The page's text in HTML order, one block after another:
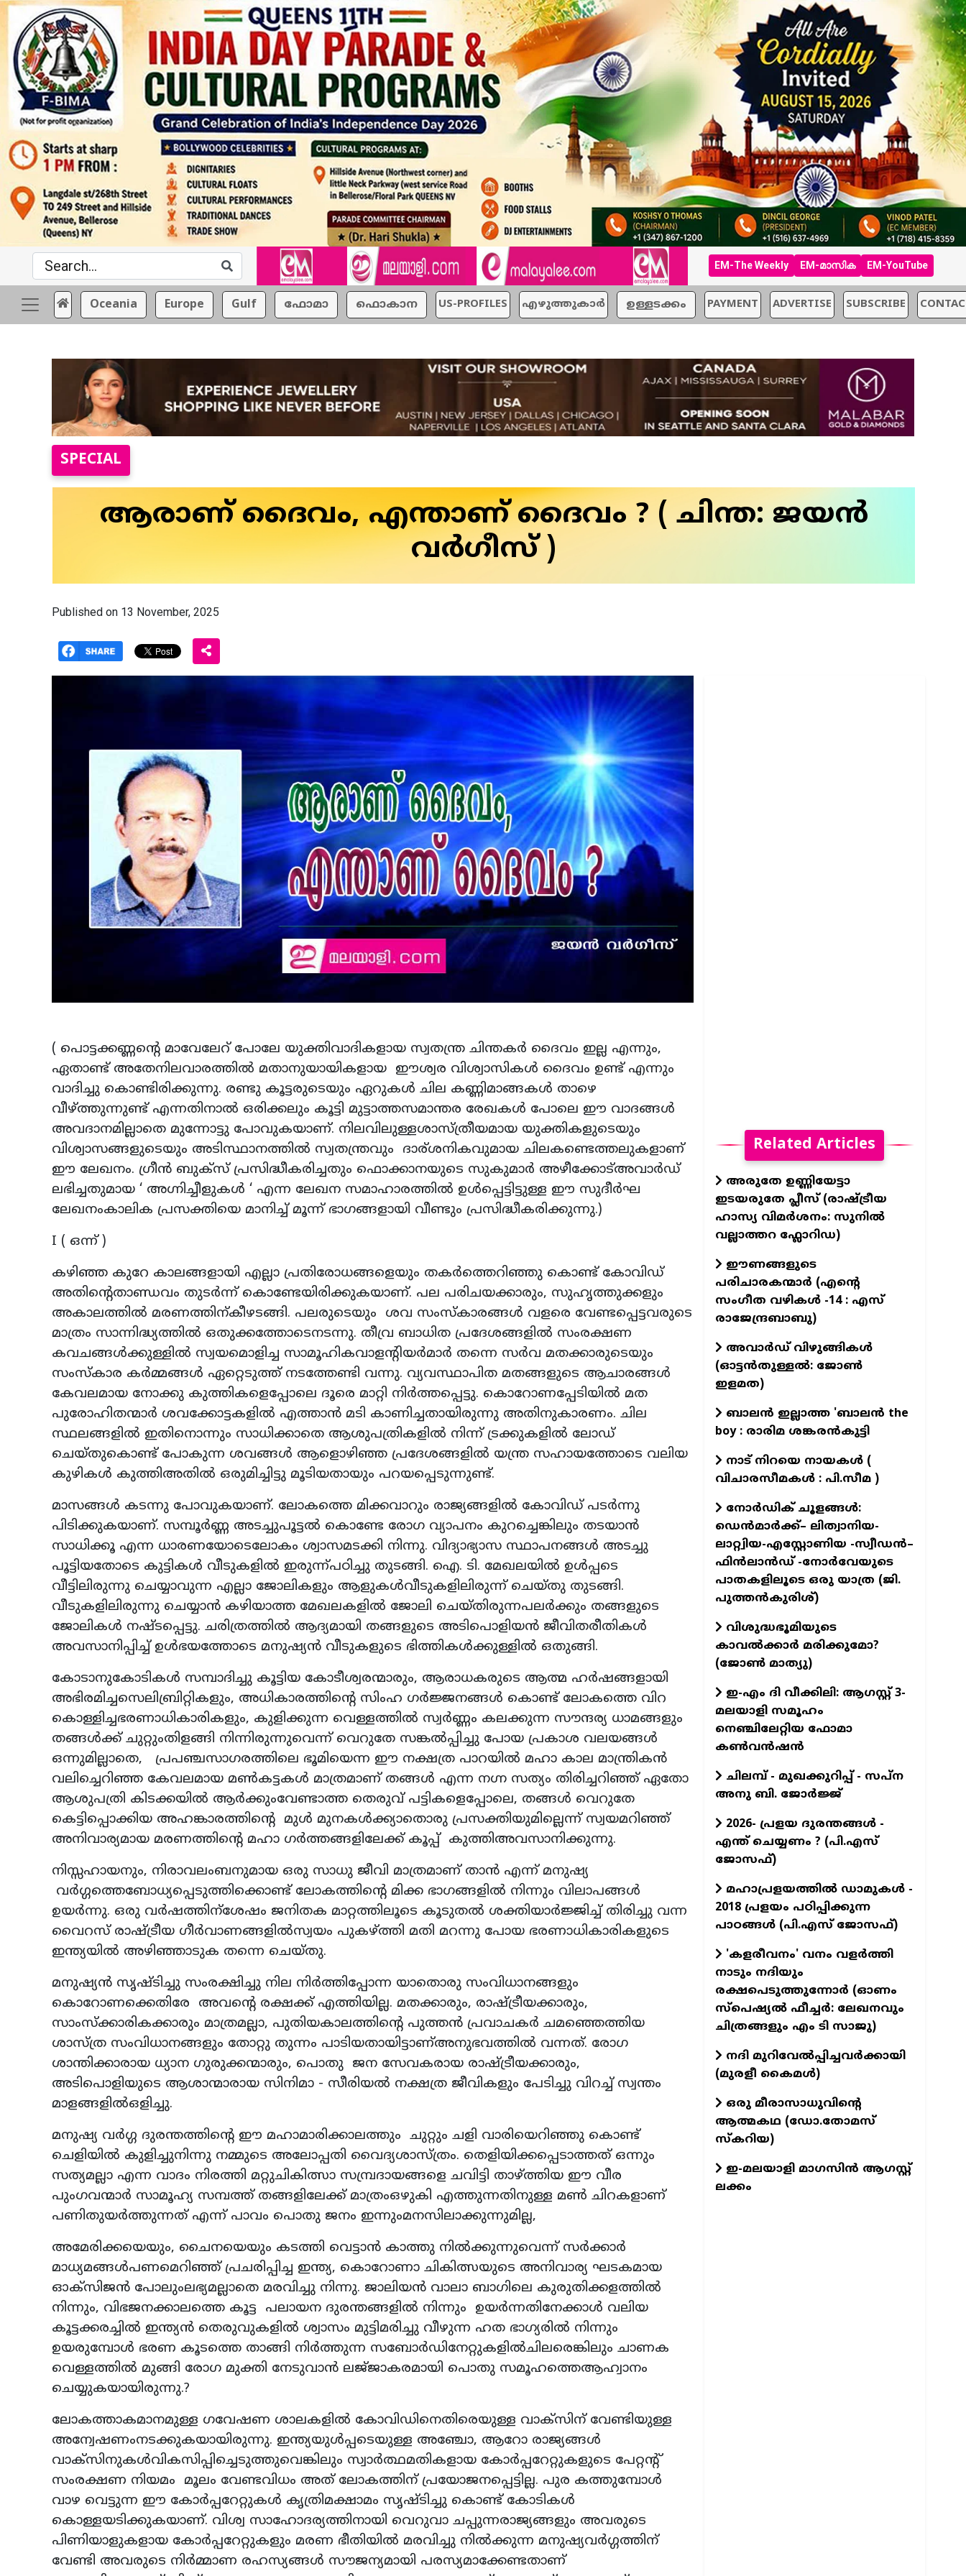
EM-The Weekly EM-മാസിക EM-YouTube
Oceania Europe Gulf ഫോമാ ഫൊകാന US-PROFILES എഴുത്തുകാര്‍ ഉള്ളടക്കം PAYMENT ADVERTISE SUBSCRIBE
SPECIAL
ആരാണ് ദൈവം, എന്താണ് ദൈവം ? ( ചിന്ത: ജയൻ
വർഗീസ് )
Published on 13 November, 2025
( പൊട്ടക്കണ്ണന്റെ മാവേലേറ് പോലേ യുക്തിവാദികളായ സ്വതന്ത്ര ചിന്തകർ ദൈവം ഇല്ല എന്നും,
ഏതാണ്ട് അതേനിലവാരത്തിൽ മതാനുയായികളായ ഈശ്വര വിശ്വാസികൾ ദൈവം ഉണ്ട് എന്നും
വാദിച്ചു കൊണ്ടിരിക്കുന്നു. രണ്ടു കൂട്ടരുടെയും ഏറുകൾ ചില കണ്ണിമാങ്ങകൾ താഴെ
വീഴ്ത്തുന്നുണ്ട് എന്നതിനാൽ ഒരിക്കലും കൂട്ടി മുട്ടാത്തസമാന്തര രേഖകൾ പോലെ ഈ വാദങ്ങൾ
അവദാനമില്ലാതെ മുന്നോട്ടു പോവുകയാണ്. നിലവിലുള്ളശാസ്ത്രീയമായ യുക്തികളുടെയും
വിശ്വാസങ്ങളുടെയും അടിസ്ഥാനത്തിൽ സ്വതന്ത്രവും ദാര്ശനികവുമായ ചിലകണ്ടെത്തലുകളാണ്
ഈ ലേഖനം. ഗ്രീൻ ബുക്സ് പ്രസിദ്ധീകരിച്ചതും ഫൊക്കാനയുടെ സുകുമാർ അഴീക്കോട്അവാർഡ്
ലഭിച്ചതുമായ ‘ അഗ്നിച്ചീളുകൾ ‘ എന്ന ലേഖന സമാഹാരത്തിൽ ഉൾപ്പെട്ടിട്ടുള്ള ഈ സുദീർഘ
ലേഖനംകാലിക പ്രസക്തിയെ മാനിച്ച് മൂന്ന് ഭാഗങ്ങളായി വീണ്ടും പ്രസിദ്ധീകരിക്കുന്നു.)
I ( ഒന്ന് )
കഴിഞ്ഞ കുറേ കാലങ്ങളായി എല്ലാ പ്രതിരോധങ്ങളെയും തകർത്തെറിഞ്ഞു കൊണ്ട് കോവിഡ്
അതിന്റെതാണ്ഡവം തുടർന്ന് കൊണ്ടേയിരിക്കുകയാണ്. പല പരിചയക്കാരും, സുഹൃത്തുക്കളും
അകാലത്തിൽ മരണത്തിന്കീഴടങ്ങി. പലരുടെയും ശവ സംസ്‌കാരങ്ങൾ വളരെ വേണ്ടപ്പെട്ടവരുടെ
മാത്രം സാന്നിദ്ധ്യത്തിൽ ഒതുക്കത്തോടെനടന്നു. തീവ്ര ബാധിത പ്രദേശങ്ങളിൽ സംരക്ഷണ
കവചങ്ങൾക്കുള്ളിൽ സ്വയമൊളിച്ച സാമൂഹികവാളന്റിയർമാർ തന്നെ സർവ മതക്കാരുടെയും
സംസ്കാര കർമ്മങ്ങൾ ഏറ്റെടുത്ത്‌ നടത്തേണ്ടി വന്നു. വ്യവസ്ഥാപിത മതങ്ങളുടെ ആചാരങ്ങൾ
കേവലമായ നോക്കു കുത്തികളെപ്പോലെ ദൂരെ മാറ്റി നിർത്തപ്പെട്ടു. കൊറോണപ്പേടിയിൽ മത
പുരോഹിതന്മാർ ശവക്കോട്ടകളിൽ എത്താൻ മടി കാണിച്ചതായിരുന്നു അതിനുകാരണം. ചില
സ്ഥലങ്ങളിൽ ഇതിനൊന്നും സാധിക്കാതെ ആശുപത്രികളിൽ നിന്ന് ട്രക്കുകളിൽ ലോഡ്
ചെയ്തുകൊണ്ട് പോകുന്ന ശവങ്ങൾ ആളൊഴിഞ്ഞ പ്രദേശങ്ങളിൽ യന്ത്ര സഹായത്തോടെ വലിയ
കുഴികൾ കുത്തിഅതിൽ ഒരുമിച്ചിട്ടു മൂടിയതായും പറയപ്പെടുന്നുണ്ട്.
മാസങ്ങൾ കടന്നു പോവുകയാണ്. ലോകത്തെ മിക്കവാറും രാജ്യങ്ങളിൽ കോവിഡ് പടർന്നു
പിടിക്കുകയാണ്. സമ്പൂർണ്ണ അടച്ചുപൂട്ടൽ കൊണ്ടേ രോഗ വ്യാപനം കുറച്ചെങ്കിലും തടയാൻ
സാധിക്കൂ എന്ന ധാരണയോടെലോകം ശ്വാസമടക്കി നിന്നു. വിദ്യാഭ്യാസ സ്ഥാപനങ്ങൾ അടച്ചു
പൂട്ടിയതോടെ കുട്ടികൾ വീടുകളിൽ ഇരുന്ന്പഠിച്ചു തുടങ്ങി. ഐ. ടി. മേഖലയിൽ ഉൾപ്പടെ
വീട്ടിലിരുന്നു ചെയ്യാവുന്ന എല്ലാ ജോലികളും ആളുകൾവീടുകളിലിരുന്ന് ചെയ്തു തുടങ്ങി.
വീടുകളിലിരുന്നു ചെയ്യാൻ കഴിയാത്ത മേഖലകളിൽ ജോലി ചെയ്തിരുന്നപലർക്കും തങ്ങളുടെ
ജോലികൾ നഷ്ടപ്പെട്ടു. ചരിത്രത്തിൽ ആദ്യമായി തങ്ങളുടെ അടിപൊളിയൻ ജീവിതരീതികൾ
അവസാനിപ്പിച്ച് ഉൾഭയത്തോടെ മനുഷ്യൻ വീടുകളുടെ ഭിത്തികൾക്കുള്ളിൽ ഒതുങ്ങി.
കോടാനുകോടികൾ സമ്പാദിച്ചു കൂട്ടിയ കോടീശ്വരന്മാരും, ആരാധകരുടെ ആത്മ ഹർഷങ്ങളായി
അഭിരമിച്ചസെലിബ്രിറ്റികളും, അധികാരത്തിന്റെ സിംഹ ഗർജ്ജനങ്ങൾ കൊണ്ട് ലോകത്തെ വിറ
കൊള്ളിച്ചഭരണാധികാരികളും, കുളിക്കുന്ന വെള്ളത്തിൽ സ്വർണ്ണം കലക്കുന്ന സൗന്ദര്യ ധാമങ്ങളും
തങ്ങൾക്ക് ചുറ്റുംതിളങ്ങി നിന്നിരുന്നുവെന്ന് വെറുതേ സങ്കൽപ്പിച്ചു പോയ പ്രകാശ വലയങ്ങൾ
ഒന്നുമില്ലാതെ, പ്രപഞ്ചസാഗരത്തിലെ ഭൂമിയെന്ന ഈ നക്ഷത്ര പാറയിൽ മഹാ കാല മാന്ത്രികൻ
വലിച്ചെറിഞ്ഞ കേവലമായ മൺകട്ടകൾ മാത്രമാണ് തങ്ങൾ എന്ന നഗ്ന സത്യം തിരിച്ചറിഞ്ഞ് ഏതോ
ആശുപത്രി കിടക്കയിൽ ആർക്കുംവേണ്ടാത്ത തെരുവ് പട്ടികളെപ്പോലെ, തങ്ങൾ വെറുതേ
കെട്ടിപ്പൊക്കിയ അഹങ്കാരത്തിന്റെ മുൾ മുനകൾക്ക്യാതൊരു പ്രസക്തിയുമില്ലെന്ന് സ്വയമറിഞ്ഞ്
അനിവാര്യമായ മരണത്തിന്റെ മഹാ ഗർത്തങ്ങളിലേക്ക് കൂപ്പ് കുത്തിഅവസാനിക്കുന്നു.
നിസ്സഹായനും, നിരാവലംബനുമായ ഒരു സാധു ജീവി മാത്രമാണ് താൻ എന്ന് മനുഷ്യ
വർഗ്ഗത്തെബോധ്യപ്പെടുത്തിക്കൊണ്ട് ലോകത്തിന്റെ മിക്ക ഭാഗങ്ങളിൽ നിന്നും വിലാപങ്ങൾ
ഉയർന്നു. ഒരു വർഷത്തിന്ശേഷം ജനിതക മാറ്റത്തിലൂടെ കൂടുതൽ ശക്തിയാർജ്ജിച്ച് തിരിച്ചു വന്ന
വൈറസ് രാഷ്ട്രീയ ഗീർവാണങ്ങളിൽസ്വയം പുകഴ്ത്തി മതി മറന്നു പോയ ഭരണാധികാരികളുടെ
ഇന്ത്യയിൽ അഴിഞ്ഞാടുക തന്നെ ചെയ്തു.
മനുഷ്യൻ സൃഷ്ടിച്ചു സംരക്ഷിച്ചു നില നിർത്തിപ്പോന്ന യാതൊരു സംവിധാനങ്ങളും
കൊറോണക്കെതിരേ അവന്റെ രക്ഷക്ക് എത്തിയില്ല. മതക്കാരും, രാഷ്ട്രീയക്കാരും,
സാംസ്ക്കാരികക്കാരും മാത്രമല്ലാ, പുതിയകാലത്തിന്റെ പുത്തൻ പ്രവാചകർ ചമഞ്ഞെത്തിയ
ശാസ്ത്ര സംവിധാനങ്ങളും തോറ്റു തുന്നം പാടിയതായിട്ടാണ്അനുഭവത്തിൽ വന്നത്. രോഗ
ശാന്തിക്കാരായ ധ്യാന ഗുരുക്കന്മാരും, പൊതു ജന സേവകരായ രാഷ്ട്രീയക്കാരും,
അടിപൊളിയുടെ ആശാന്മാരായ സിനിമാ - സീരിയൽ നക്ഷത്ര ജീവികളും പേടിച്ചു വിറച്ച് സ്വന്തം
മാളങ്ങളിൽഒളിച്ചു.
മനുഷ്യ വർഗ്ഗ ദുരന്തത്തിന്റെ ഈ മഹാമാരിക്കാലത്തും ചുറ്റും ചളി വാരിയെറിഞ്ഞു കൊണ്ട്
ചെളിയിൽ കുളിച്ചുനിന്നു നമ്മുടെ അലോപ്പതി വൈദ്യശാസ്ത്രം. തെളിയിക്കപ്പെടാത്തത് ഒന്നും
സത്യമല്ലാ എന്ന വാദം നിരത്തി മറ്റുചികിത്സാ സമ്പ്രദായങ്ങളെ ചവിട്ടി താഴ്ത്തിയ ഈ വീര
പുംഗവന്മാർ സാമൂഹ്യ സമ്പത്ത് തങ്ങളിലേക്ക് മാത്രംഒഴുകി എത്തുന്നതിനുള്ള മൺ ചിറകളാണ്
പണിതുയർത്തുന്നത് എന്ന് പാവം പൊതു ജനം ഇന്നുംമനസിലാക്കുന്നുമില്ല,
അമേരിക്കയെയും, ചൈനയെയും കടത്തി വെട്ടാൻ കാത്തു നിൽക്കുന്നുവെന്ന് സർക്കാർ
മാധ്യമങ്ങൾപണമെറിഞ്ഞ് പ്രചരിപ്പിച്ച ഇന്ത്യ, കൊറോണാ ചികിത്സയുടെ അനിവാര്യ ഘടകമായ
ഓക്സിജൻ പോലുംലഭ്യമല്ലാതെ മരവിച്ചു നിന്നു. ജാലിയൻ വാലാ ബാഗിലെ കുരുതിക്കളത്തിൽ
നിന്നും, വിഭജനക്കാലത്തെ കൂട്ട പലായന ദുരന്തങ്ങളിൽ നിന്നും ഉയർന്നതിനേക്കാൾ വലിയ
കൂട്ടക്കരച്ചിൽ ഇന്ത്യൻ തെരുവുകളിൽ ശ്വാസം മുട്ടിമരിച്ചു വീഴുന്ന ഹത ഭാഗ്യരിൽ നിന്നും
ഉയരുമ്പോൾ ഭരണ കൂടത്തെ താങ്ങി നിർത്തുന്ന സബോർഡിനേറ്റുകളിൽചിലരെങ്കിലും ചാണക
വെള്ളത്തിൽ മുങ്ങി രോഗ മുക്തി നേടുവാൻ ലജ്‌ജാകരമായി പൊതു സമൂഹത്തെആഹ്വാനം
ചെയ്യുകയായിരുന്നു.?
ലോകത്താകമാനമുള്ള ഗവേഷണ ശാലകളിൽ കോവിഡിനെതിരെയുള്ള വാക്സിന് വേണ്ടിയുള്ള
അന്വേഷണംനടക്കുകയായിരുന്നു. ഇന്ത്യയുൾപ്പടെയുള്ള അഞ്ചോ, ആറോ രാജ്യങ്ങൾ
വാക്സിനുകൾവികസിപ്പിച്ചെടുത്തുവെങ്കിലും സ്വാർത്ഥമതികളായ കോർപ്പറേറ്റുകളുടെ പേറ്റന്റ്
സംരക്ഷണ നിയമം മൂലം വേണ്ടവിധം അത് ലോകത്തിന് പ്രയോജനപ്പെട്ടില്ല. പുര കത്തുമ്പോൾ
വാഴ വെട്ടുന്ന ഈ കോർപ്പറേറ്റുകൾ കൃത്രിമക്ഷാമം സൃഷ്ടിച്ചു കൊണ്ട് കോടികൾ
കൊള്ളയടിക്കുകയാണ്. വിശ്വ സാഹോദര്യത്തിനായി വെറുവാ ചപ്പുന്നരാജ്യങ്ങളും അവരുടെ
പിണിയാളുകളായ കോർപ്പറേറ്റുകളും മരണ ഭീതിയിൽ മരവിച്ചു നിൽക്കുന്ന മനുഷ്യവർഗ്ഗത്തിന്
വേണ്ടി അവരുടെ നിർമ്മാണ രഹസ്യങ്ങൾ സൗജന്യമായി പരസ്യമാക്കേണ്ടതാണ്
Related Articles
അരുതേ ഉണ്ണിയേട്ടാ
ഇടയരുതേ പ്ലീസ് (രാഷ്ട്രീയ
ഹാസ്യ വിമർശനം: സുനിൽ
വല്ലാത്തറ ഫ്ലോറിഡ)
ഈണങ്ങളുടെ
പരിചാരകന്മാര്‍ (എന്‍റെ
സംഗീത വഴികള്‍ -14 : എസ്
രാജേന്ദ്രബാബു)
അവാർഡ് വിഴുങ്ങികൾ
(ഓട്ടൻതുള്ളൽ: ജോൺ
ഇളമത)
ബാലൻ ഇല്ലാത്ത 'ബാലൻ the
boy : രാരിമ ശങ്കരൻകുട്ടി
നാട് നിറയെ നായകൾ (
വിചാരസീമകൾ : പി.സീമ )
നോർഡിക് ചൂളങ്ങൾ:
ഡെൻമാർക്ക്– ലിത്വാനിയ-
ലാറ്റ്വിയ-എസ്റ്റോണിയ -സ്വീഡൻ–
ഫിൻലാൻഡ് -നോർവേയുടെ
പാതകളിലൂടെ ഒരു യാത്ര (ജി.
പുത്തൻകുരിശ്)
വിശുദ്ധഭൂമിയുടെ
കാവല്‍ക്കാര്‍ മരിക്കുമോ?
(ജോണ്‍ മാത്യു)
ഇ-എം ദി വീക്കിലി: ആഗസ്റ്റ് 3-
മലയാളി സമൂഹം
നെഞ്ചിലേറ്റിയ ഫോമാ
കൺവൻഷൻ
ചിലമ്പ് - മുഖക്കുറിപ്പ് - സപ്ന
അനു ബി. ജോർജ്ജ്
2026- പ്രളയ ദുരന്തങ്ങള്‍ -
എന്ത് ചെയ്യണം ? (പി.എസ്
ജോസഫ്‌)
മഹാപ്രളയത്തില്‍ ഡാമുകള്‍ -
2018 പ്രളയം പഠിപ്പിക്കുന്ന
പാഠങ്ങള്‍ (പി.എസ് ജോസഫ്‌)
'കളരീവനം' വനം വളര്‍ത്തി
നാടും നദിയും
രക്ഷപെടുത്തുന്നോര്‍ (ഓണം
സ്പെഷ്യല്‍ ഫീച്ചര്‍: ലേഖനവും
ചിത്രങ്ങളും എം ടി സാജു)
നദി മുറിവേൽപ്പിച്ചവർക്കായി
(മുരളീ കൈമൾ)
ഒരു മീരാസാധുവിന്റെ
ആത്മകഥ (ഡോ.തോമസ്
സ്കറിയ)
ഇ-മലയാളി മാഗസിൻ ആഗസ്റ്റ്
ലക്കം